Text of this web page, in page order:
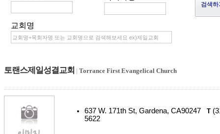
교회명
토랜스제일성결교회 | Torrance First Evangelical Church
637 W. 171th St, Gardena, CA90247 T
5622